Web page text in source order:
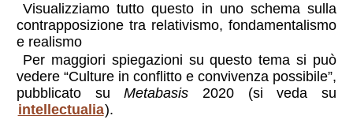
Visualizziamo tutto questo in uno schema sulla
contrapposizione tra relativismo, fondamentalismo
e realismo
Per maggiori spiegazioni su questo tema si può
vedere “Culture in conflitto e convivenza possibile”,
pubblicato suMetabasis 2020 (si veda su
intellectualia).